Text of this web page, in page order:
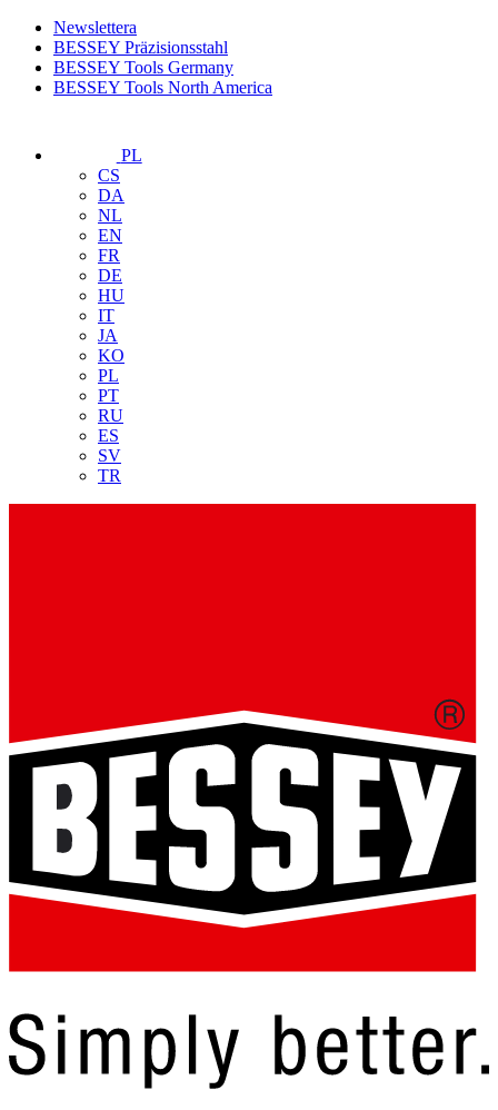
Newslettera
BESSEY Präzisionsstahl
BESSEY Tools Germany
BESSEY Tools North America
PL
CS
DA
NL
EN
FR
DE
HU
IT
JA
KO
PL
PT
RU
ES
SV
TR